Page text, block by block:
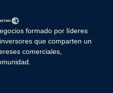
formado por líderes
que comparten un
comerciales,